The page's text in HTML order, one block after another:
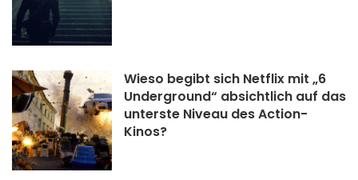
Wieso begibt sich Netflix mit „6
Underground“ absichtlich auf das
unterste Niveau des Action-
Kinos?